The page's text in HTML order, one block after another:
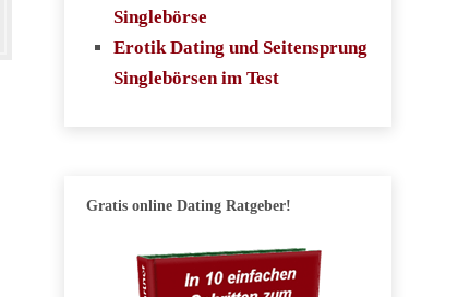
Singlebörse
Erotik Dating und Seitensprung
Singlebörsen im Test
Gratis online Dating Ratgeber!